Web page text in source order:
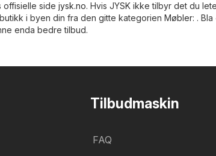
offisielle side jysk.no. Hvis JYSK ikke tilbyr det du
i byen din fra den gitte kategorien Møbler: .
enda bedre tilbud.
Tilbudmaskin
FAQ